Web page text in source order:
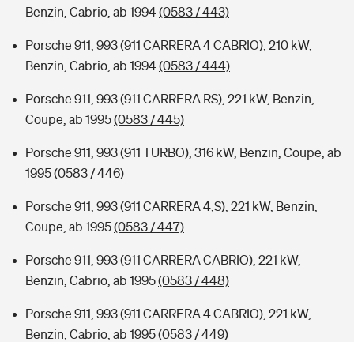
Benzin, Cabrio, ab 1994(0583 / 443)
Porsche 911, 993 (911 CARRERA 4 CABRIO), 210 kW,
Benzin, Cabrio, ab 1994(0583 / 444)
Porsche 911, 993 (911 CARRERA RS), 221 kW, Benzin,
Coupe, ab 1995(0583 / 445)
Porsche 911, 993 (911 TURBO), 316 kW, Benzin, Coupe, ab
1995(0583 / 446)
Porsche 911, 993 (911 CARRERA 4,S), 221 kW, Benzin,
Coupe, ab 1995(0583 / 447)
Porsche 911, 993 (911 CARRERA CABRIO), 221 kW,
Benzin, Cabrio, ab 1995(0583 / 448)
Porsche 911, 993 (911 CARRERA 4 CABRIO), 221 kW,
Benzin, Cabrio, ab 1995(0583 / 449)